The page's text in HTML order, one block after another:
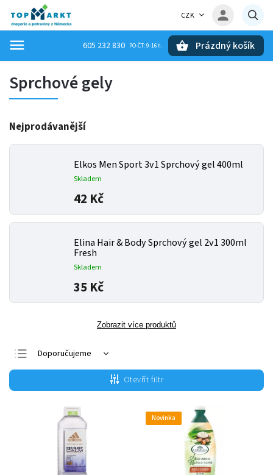
CZK
605 232 830 Prázdný košík
Sprchové gely
Nejprodávanější
Elkos Men Sport 3v1 Sprchový gel 400ml
Skladem
42 Kč
Elina Hair & Body Sprchový gel 2v1 300ml
Fresh
Skladem
35 Kč
Zobrazit více produktů
Doporučujeme
Nejlevnější
Nejdražší
Nejprodávanější
Abecedně
Otevřít filtr
Novinka